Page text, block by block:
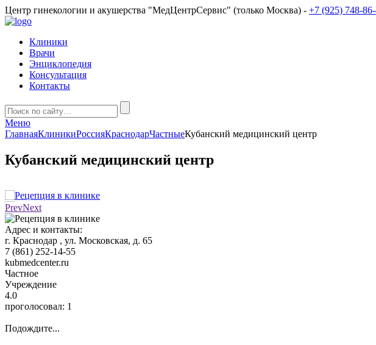
Центр гинекологии и акушерства "МедЦентрСервис" (только Москва) - +7 (925) 748-
Клиники
Врачи
Энциклопедия
Консультация
Контакты
Меню
ГлавнаяКлиникиРоссияКраснодарЧастныеКубанский медицинский центр
Кубанский медицинский центр
PrevNext
Адрес и контакты:
г. Краснодар , ул. Московская, д. 65
7 (861) 252-14-55
kubmedcenter.ru
Частное
Учреждение
4.0
проголосовал: 1
Подождите...